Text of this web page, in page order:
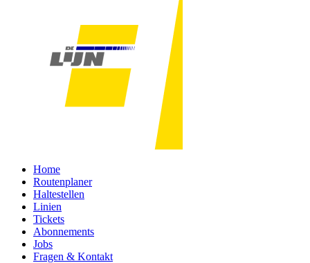
Home
Routenplaner
Haltestellen
Linien
Tickets
Abonnements
Jobs
Fragen & Kontakt